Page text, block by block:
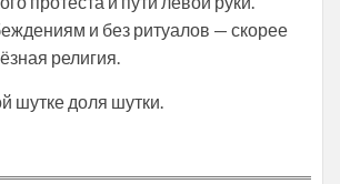
и без ритуалов — скорее
религия.
шутке доля шутки.